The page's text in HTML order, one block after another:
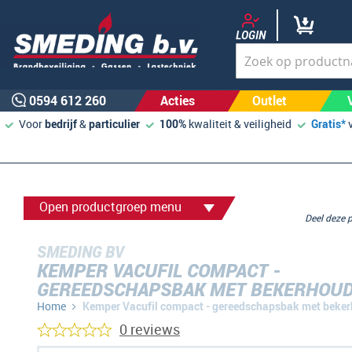
LOGIN
0594 612 260 Acties Outlet
Voorbedrijf&particulier 100% kwaliteit & veiligheid Gratis*
Open productgroep menu
SMEDING BV
KEMPER VACUFIL COMPACT -
GEREEDSCHAPSBAK MET
Home Kemper Vacufil compact - gereedschapsbak met
Deel
0 reviews